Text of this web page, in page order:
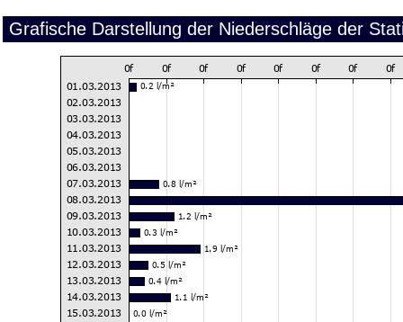
Grafische Darstellung der Niederschläge der